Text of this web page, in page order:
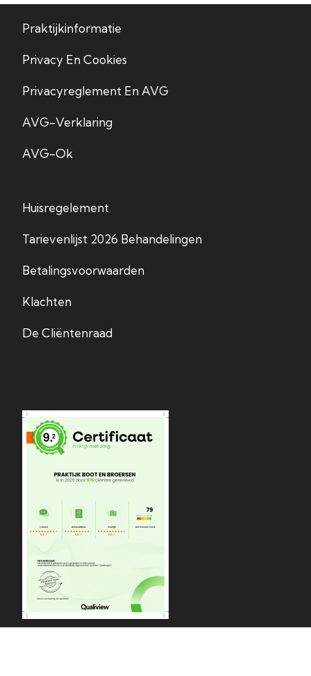
Praktijkinformatie
Privacy En Cookies
Privacyreglement En AVG
AVG-Verklaring
AVG-Ok
Huisregelement
Tarievenlijst 2026 Behandelingen
Betalingsvoorwaarden
Klachten
De Cliëntenraad